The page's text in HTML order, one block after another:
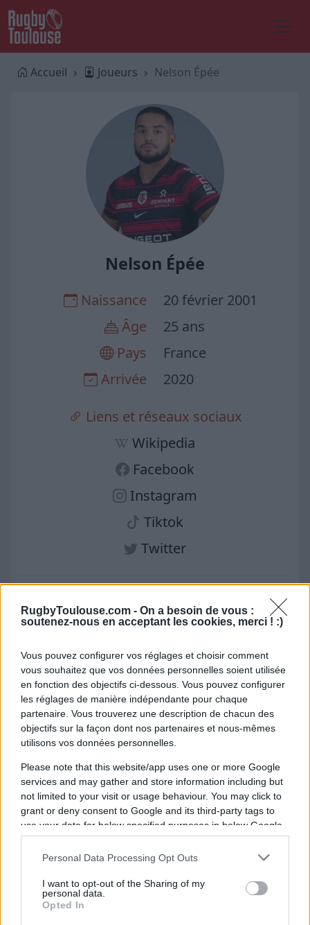
RugbyToulouse.com - On a besoin de vous :
soutenez-nous en acceptant les cookies, merci ! :)
Vous pouvez configurer vos réglages et choisir comment
vous souhaitez que vos données personnelles soient utilisée
en fonction des objectifs ci-dessous. Vous pouvez configurer
les réglages de manière indépendante pour chaque
partenaire. Vous trouverez une description de chacun des
objectifs sur la façon dont nos partenaires et nous-mêmes
utilisons vos données personnelles.
Please note that this website/app uses one or more Google
services and may gather and store information including but
not limited to your visit or usage behaviour. You may click to
grant or deny consent to Google and its third-party tags to
use your data for below specified purposes in below Google
consent section.
Personal Data Processing Opt Outs
I want to opt-out of the Sharing of my
personal data.
Opted In
Accueil Joueurs Nelson Épée
Nelson Épée
Naissance
20 février 2001
Âge
25 ans
Pays
France
Arrivée
2020
Liens et réseaux sociaux
Wikipedia
Facebook
Instagram
Tiktok
Twitter
Crédit Photo : Site officiel du club
Actu Nelson Épée
Stade Toulousain : C'est officiel,
Nelson Épée prolonge jusqu'en 2027
08.07 à 09h11
Stade Toulousain : Nelson Épée résiste
aux sirènes extérieures
Sans surprise, Antoine Dupont
sélectionné avec France 7 pour les
Jeux Olympiques
09.07 à 07h11
Dernières actualités
Stade Toulousain : "Plus facile de
négocier à l'extérieur qu'à Toulouse",
Guy Novès sur Thomas Ramos